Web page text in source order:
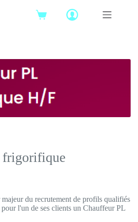
Panier
frigorifique
du recrutement de profils qualifiés
l'un de ses clients un Chauffeur PL